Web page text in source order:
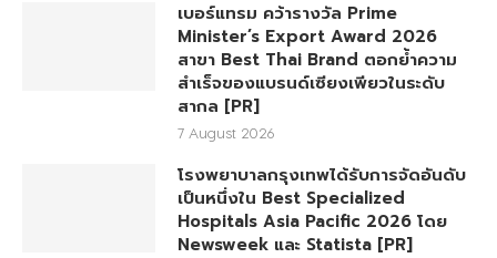
เบอร์แทรม คว้ารางวัล Prime
Minister’s Export Award 2026
สาขา Best Thai Brand ตอกย้ำความ
สำเร็จของแบรนด์เซียงเพียวในระดับ
สากล [PR]
7 August 2026
โรงพยาบาลกรุงเทพได้รับการจัดอันดับ
เป็นหนึ่งใน Best Specialized
Hospitals Asia Pacific 2026 โดย
Newsweek และ Statista [PR]